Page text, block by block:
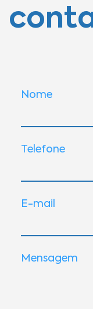
Nome
Telefone
E-mail
Mensagem